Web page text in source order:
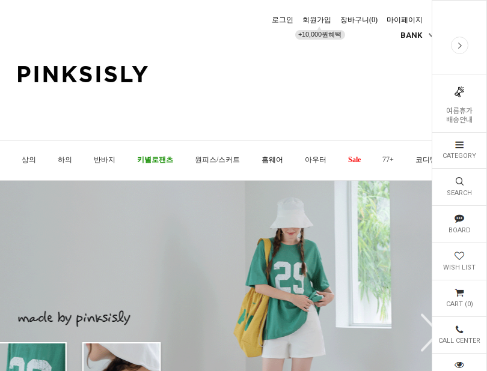
여름휴가
배송안내
CATEGORY
SEARCH
BOARD
WISH LIST
CART (0)
CALL CENTER
로그인 회원가입
+10,000원혜택
장바구니(0) 마이페이지
BANK
상의 하의 반바지 키별로팬츠 원피스/스커트 홈웨어 아우터 Sale 77+ 코디템 오늘발송